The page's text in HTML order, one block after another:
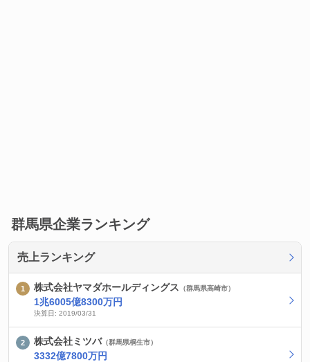
群馬県企業ランキング
売上ランキング
株式会社ヤマダホールディングス （群馬県高崎市）
1兆6005億8300万円
決算日: 2019/03/31
株式会社ミツバ （群馬県桐生市）
3332億7800万円